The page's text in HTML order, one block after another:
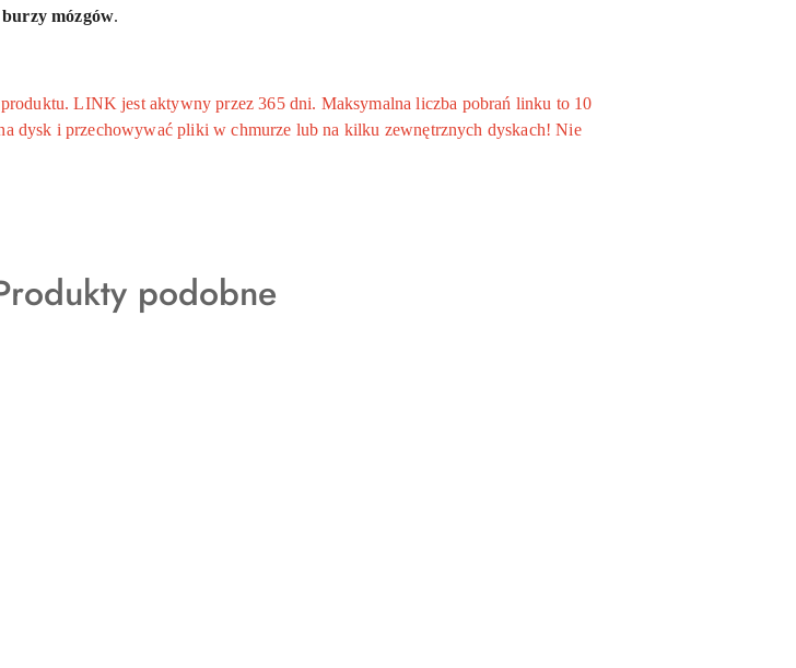
mózgów.
LINK jest aktywny przez 365 dni. Maksymalna liczba pobrań linku to 10
dysk i przechowywać pliki w chmurze lub na kilku zewnętrznych dyskach! Nie
podobne